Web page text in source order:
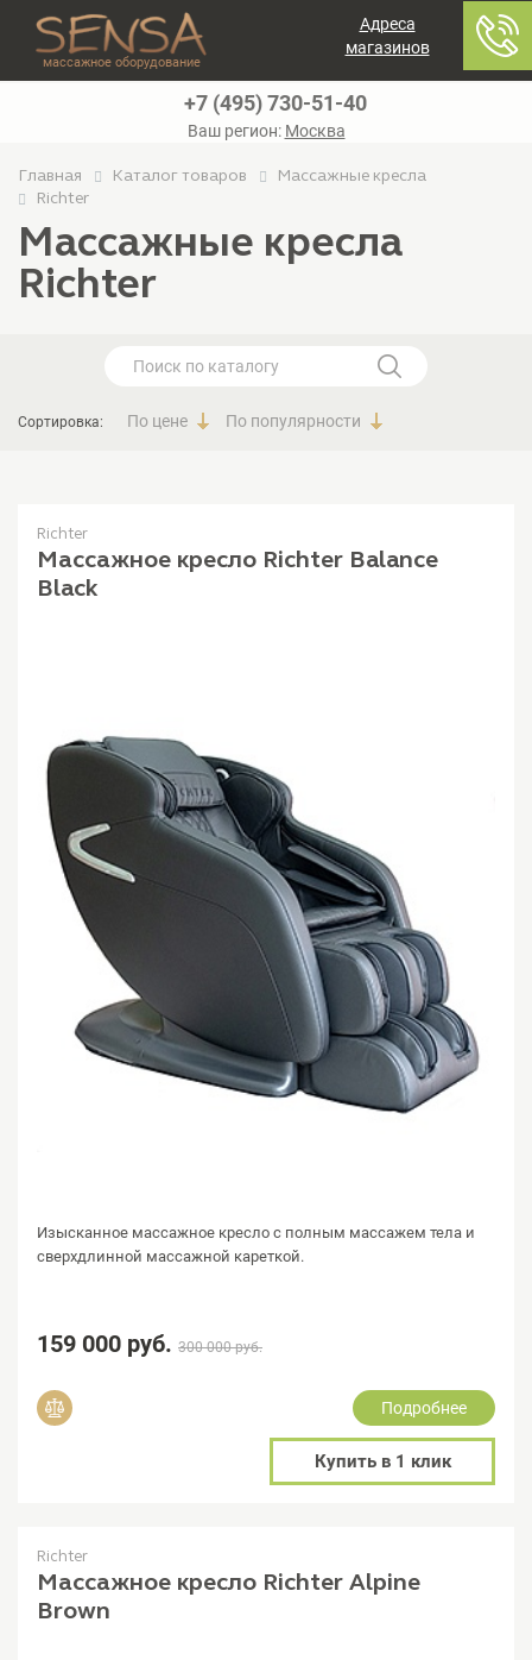
массажное оборудование
Адреса
магазинов
+7 (495) 730-51-40
Ваш регион: Москва
Главная Каталог товаров
Массажные кресла
Richter
Массажные кресла
Richter
Сортировка: По цене По популярности
Richter
Массажное кресло Richter Balance
Black
Изысканное массажное кресло с полным массажем тела и
сверхдлинной массажной кареткой.
159 000 руб. 300 000 руб.
Подробнее
Купить в 1 клик
Richter
Массажное кресло Richter Alpine
Brown